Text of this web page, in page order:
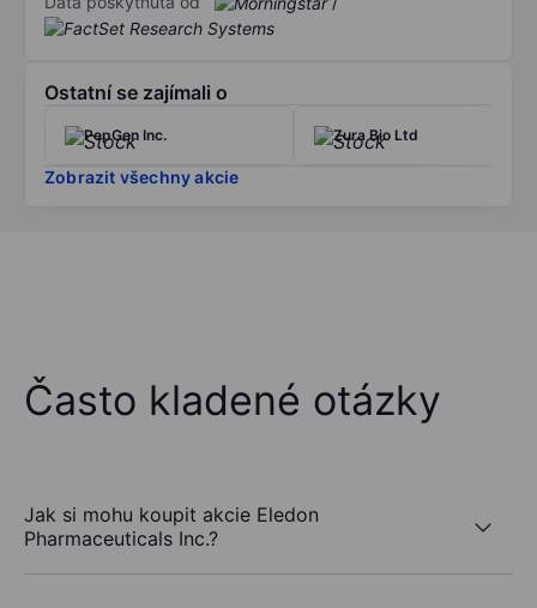
Ostatní se zajímali o
PepGen Inc. Zura Bio Ltd
Zobrazit všechny akcie
Často kladené otázky
Jak si mohu koupit akcie Eledon
Pharmaceuticals Inc.?